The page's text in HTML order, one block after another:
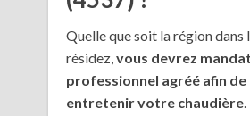
Quelle que soit la région dans
résidez,vous devrez
professionnel agréé afin
entretenir votre chaudière